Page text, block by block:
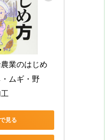
業のはじめ
ムギ・野
見る